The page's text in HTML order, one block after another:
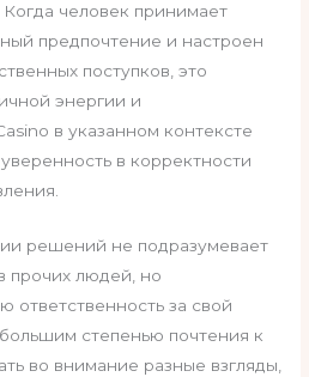
человек принимает
предпочтение и настроен
поступков, это
энергии и
в указанном контексте
в корректности
решений не подразумевает
прочих людей, но
ответственность за свой
степенью почтения к
во внимание разные взгляды,